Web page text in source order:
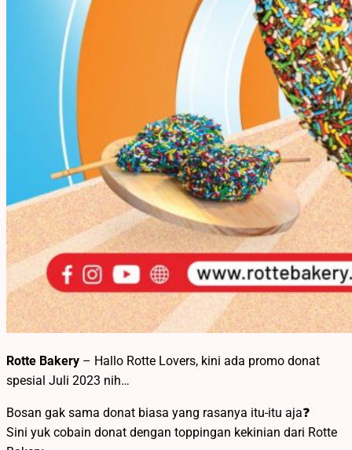
Rotte Bakery – Hallo Rotte Lovers, kini ada promo donat
spesial Juli 2023 nih…
Bosan gak sama donat biasa yang rasanya itu-itu aja❓
Sini yuk cobain donat dengan toppingan kekinian dari Rotte